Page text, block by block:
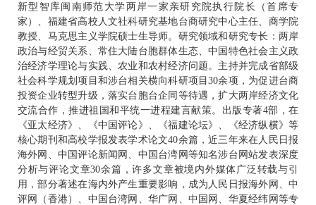
新型智库闽南师范大学两岸一家亲研究院执行院长（首席专
家）、福建省高校人文社科研究基地台商研究中心主任、商学院
教授、马克思主义学院硕士生导师。研究领域和研究专长：两岸
政治与经贸关系、常住大陆台胞群体生态、中国特色社会主义政
治经济学理论与实践、农业和农村经济问题。主持并完成省部级
社会科学规划项目和涉台相关横向科研项目30余项，为促进台商
投资企业转型升级，落实台胞台企同等待遇，扩大两岸经济文化
交流合作，推进祖国和平统一进程建言献策。出版专著4部，在
《亚太经济》、《中国评论》、《福建论坛》、《经济纵横》等
核心期刊和高校学报发表学术论文40余篇，近三年来在人民日报
海外网、中国评论新闻网、中国台湾网等知名涉台网站发表深度
分析与评论文章30余篇，许多文章被境内外媒体广泛转载与引
用，部分著述在海内外产生重要影响，成为人民日报海外网、中
评网（香港）、中国台湾网、华广网、中国网、华夏经纬网等专